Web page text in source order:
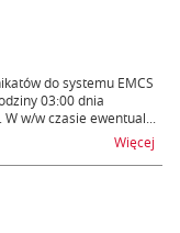
do systemu EMCS
03:00 dnia
w/w czasie ewentual...
Więcej